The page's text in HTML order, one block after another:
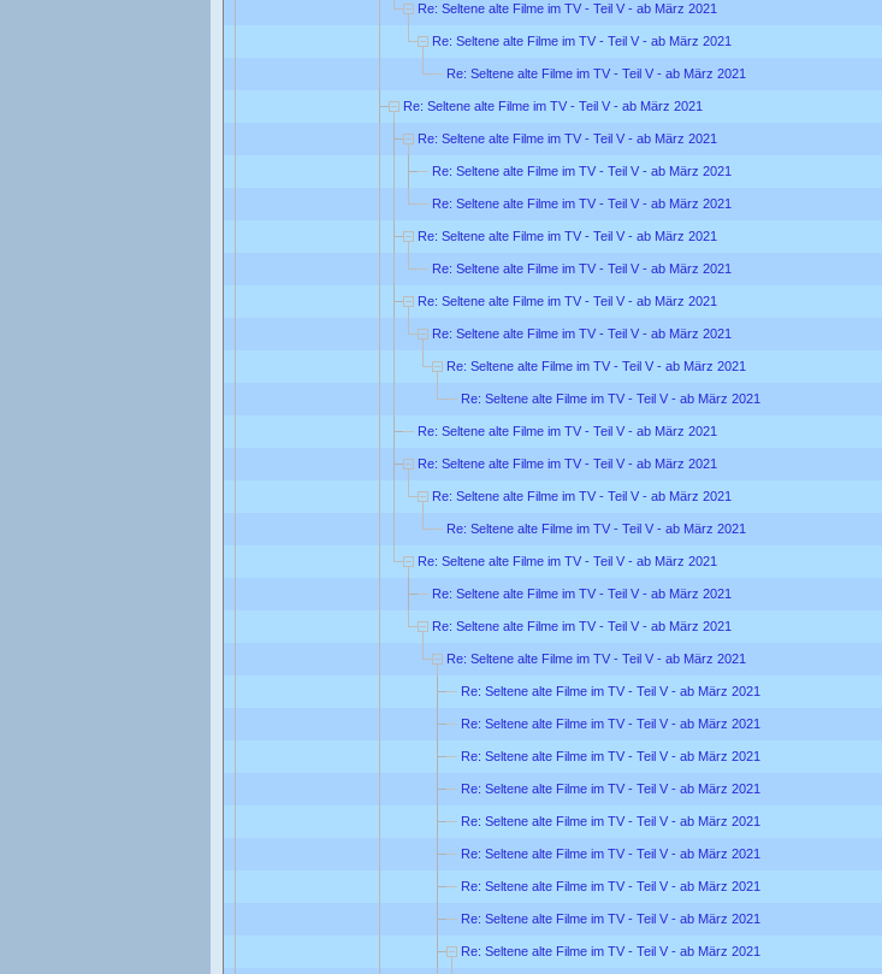
Re: Seltene alte Filme im TV - Teil V - ab März 2021
Re: Seltene alte Filme im TV - Teil V - ab März 2021
Re: Seltene alte Filme im TV - Teil V - ab März 2021
Re: Seltene alte Filme im TV - Teil V - ab März 2021
Re: Seltene alte Filme im TV - Teil V - ab März 2021
Re: Seltene alte Filme im TV - Teil V - ab März 2021
Re: Seltene alte Filme im TV - Teil V - ab März 2021
Re: Seltene alte Filme im TV - Teil V - ab März 2021
Re: Seltene alte Filme im TV - Teil V - ab März 2021
Re: Seltene alte Filme im TV - Teil V - ab März 2021
Re: Seltene alte Filme im TV - Teil V - ab März 2021
Re: Seltene alte Filme im TV - Teil V - ab März 2021
Re: Seltene alte Filme im TV - Teil V - ab März 2021
Re: Seltene alte Filme im TV - Teil V - ab März 2021
Re: Seltene alte Filme im TV - Teil V - ab März 2021
Re: Seltene alte Filme im TV - Teil V - ab März 2021
Re: Seltene alte Filme im TV - Teil V - ab März 2021
Re: Seltene alte Filme im TV - Teil V - ab März 2021
Re: Seltene alte Filme im TV - Teil V - ab März 2021
Re: Seltene alte Filme im TV - Teil V - ab März 2021
Re: Seltene alte Filme im TV - Teil V - ab März 2021
Re: Seltene alte Filme im TV - Teil V - ab März 2021
Re: Seltene alte Filme im TV - Teil V - ab März 2021
Re: Seltene alte Filme im TV - Teil V - ab März 2021
Re: Seltene alte Filme im TV - Teil V - ab März 2021
Re: Seltene alte Filme im TV - Teil V - ab März 2021
Re: Seltene alte Filme im TV - Teil V - ab März 2021
Re: Seltene alte Filme im TV - Teil V - ab März 2021
Re: Seltene alte Filme im TV - Teil V - ab März 2021
Re: Seltene alte Filme im TV - Teil V - ab März 2021